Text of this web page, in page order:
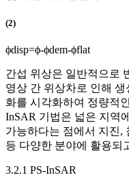
(2)
ϕdisp=ϕ-ϕdem-ϕflat
간섭 위상은 일반적으로
영상 간 위상차로 인해
화를 시각화하여 정량적
InSAR 기법은 넓은 지역
가능하다는 점에서 지진,
등 다양한 분야에 활용되
3.2.1 PS-InSAR